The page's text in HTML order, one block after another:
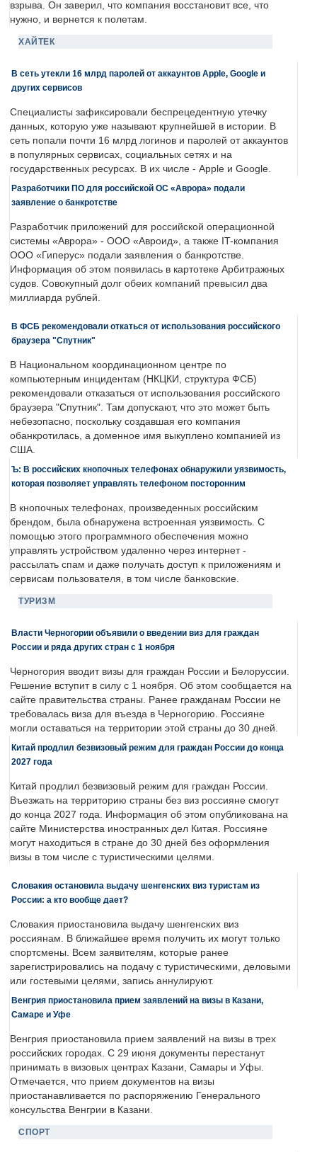
взрыва. Он заверил, что компания восстановит все, что
нужно, и вернется к полетам.
ХАЙТЕК
В сеть утекли 16 млрд паролей от аккаунтов Apple, Google и
других сервисов
Специалисты зафиксировали беспрецедентную утечку
данных, которую уже называют крупнейшей в истории. В
сеть попали почти 16 млрд логинов и паролей от аккаунтов
в популярных сервисах, социальных сетях и на
государственных ресурсах. В их числе - Apple и Google.
Разработчики ПО для российской ОС «Аврора» подали
заявление о банкротстве
Разработчик приложений для российской операционной
системы «Аврора» - ООО «Авроид», а также IT-компания
ООО «Гиперус» подали заявления о банкротстве.
Информация об этом появилась в картотеке Арбитражных
судов. Совокупный долг обеих компаний превысил два
миллиарда рублей.
В ФСБ рекомендовали откаться от использования российского
браузера "Спутник"
В Национальном координационном центре по
компьютерным инцидентам (НКЦКИ, структура ФСБ)
рекомендовали отказаться от использования российского
браузера "Спутник". Там допускают, что это может быть
небезопасно, поскольку создавшая его компания
обанкротилась, а доменное имя выкуплено компанией из
США.
Ъ: В российских кнопочных телефонах обнаружили уязвимость,
которая позволяет управлять телефоном посторонним
В кнопочных телефонах, произведенных российским
брендом, была обнаружена встроенная уязвимость. С
помощью этого программного обеспечения можно
управлять устройством удаленно через интернет -
рассылать спам и даже получать доступ к приложениям и
сервисам пользователя, в том числе банковские.
ТУРИЗМ
Власти Черногории объявили о введении виз для граждан
России и ряда других стран с 1 ноября
Черногория вводит визы для граждан России и Белоруссии.
Решение вступит в силу с 1 ноября. Об этом сообщается на
сайте правительства страны. Ранее гражданам России не
требовалась виза для въезда в Черногорию. Россияне
могли оставаться на территории этой страны до 30 дней.
Китай продлил безвизовый режим для граждан России до конца
2027 года
Китай продлил безвизовый режим для граждан России.
Въезжать на территорию страны без виз россияне смогут
до конца 2027 года. Информация об этом опубликована на
сайте Министерства иностранных дел Китая. Россияне
могут находиться в стране до 30 дней без оформления
визы в том числе с туристическими целями.
Словакия остановила выдачу шенгенских виз туристам из
России: а кто вообще дает?
Словакия приостановила выдачу шенгенских виз
россиянам. В ближайшее время получить их могут только
спортсмены. Всем заявителям, которые ранее
зарегистрировались на подачу с туристическими, деловыми
или гостевыми целями, запись аннулируют.
Венгрия приостановила прием заявлений на визы в Казани,
Самаре и Уфе
Венгрия приостановила прием заявлений на визы в трех
российских городах. С 29 июня документы перестанут
принимать в визовых центрах Казани, Самары и Уфы.
Отмечается, что прием документов на визы
приостанавливается по распоряжению Генерального
консульства Венгрии в Казани.
СПОРТ